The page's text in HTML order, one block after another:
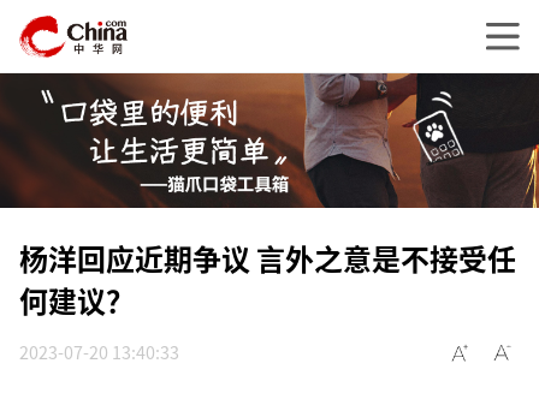
杨洋回应近期争议 言外之意是不接受任
何建议？
2023-07-20 13:40:33